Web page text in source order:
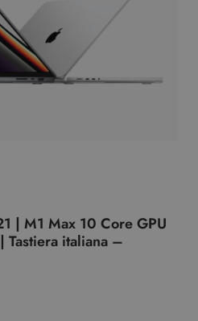
| M1 Max 10 Core GPU
italiana –